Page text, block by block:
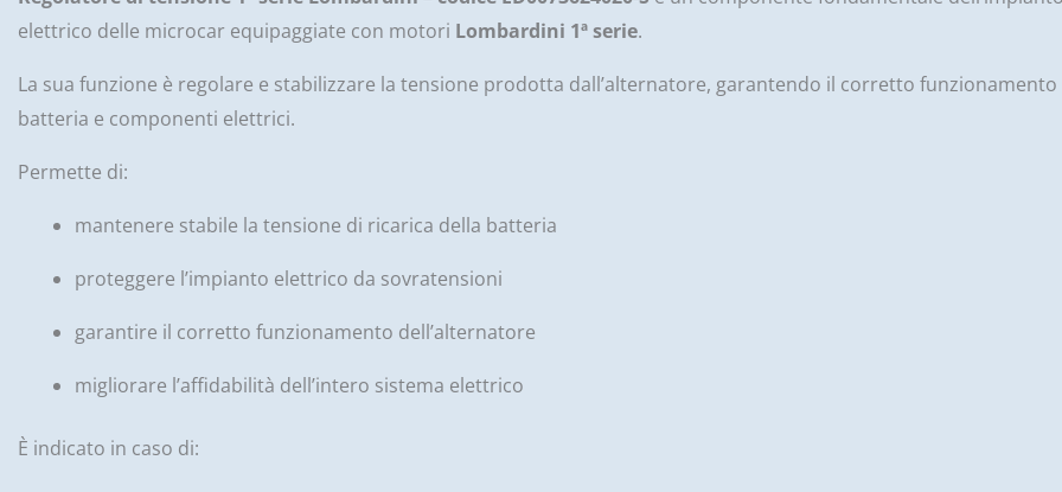
elettrico delle microcar equipaggiate con motori Lombardini 1ª serie.
La sua funzione è regolare e stabilizzare la tensione prodotta dall’alternatore, garantendo il corretto funzionamento
batteria e componenti elettrici.
Permette di:
mantenere stabile la tensione di ricarica della batteria
proteggere l’impianto elettrico da sovratensioni
garantire il corretto funzionamento dell’alternatore
migliorare l’affidabilità dell’intero sistema elettrico
È indicato in caso di: